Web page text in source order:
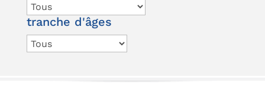
tranche d'âges